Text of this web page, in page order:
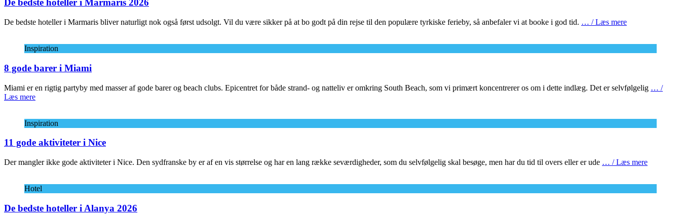
De bedste hoteller i Marmaris 2026
De bedste hoteller i Marmaris bliver naturligt nok også først udsolgt. Vil du være sikker på at bo godt på din rejse til den populære tyrkiske ferieby, så anbefaler vi at booke i god tid. … / Læs mere
Inspiration
8 gode barer i Miami
Miami er en rigtig partyby med masser af gode barer og beach clubs. Epicentret for både strand- og natteliv er omkring South Beach, som vi primært koncentrerer os om i dette indlæg. Det er selvfølgelig … /
Læs mere
Inspiration
11 gode aktiviteter i Nice
Der mangler ikke gode aktiviteter i Nice. Den sydfranske by er af en vis størrelse og har en lang række seværdigheder, som du selvfølgelig skal besøge, men har du tid til overs eller er ude … / Læs mere
Hotel
De bedste hoteller i Alanya 2026